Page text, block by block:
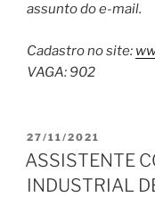
assunto do e-mail.
Cadastro no site:
VAGA: 902
PUBLICADO
EM
27/11/2021
ASSISTENTE
INDUSTRIAL